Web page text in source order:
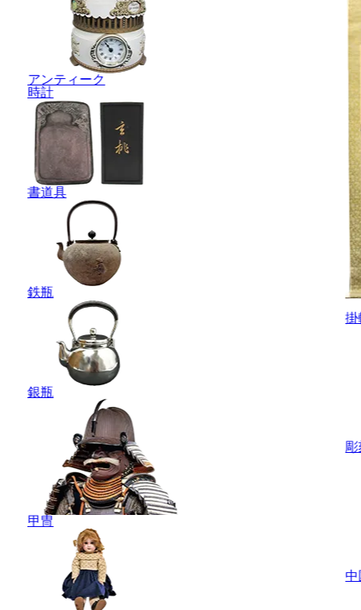
アンティーク
時計
書道具
鉄瓶
銀瓶
甲冑
掛
彫
中